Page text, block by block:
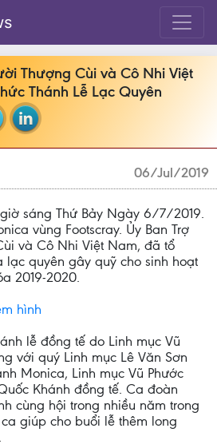
Thượng Cùi và Cô Nhi Việt
Thánh Lễ Lạc Quyên
06/Jul/2019
giờ sáng Thứ Bảy Ngày 6/7/2019.
vùng Footscray. Ủy Ban Trợ
và Cô Nhi Việt Nam, đã tổ
lạc quyên gây quỹ cho sinh hoạt
2019-2020.
hình
lễ đồng tế do Linh mục Vũ
với quý Linh mục Lê Văn Sơn
Monica, Linh mục Vũ Phước
Khánh đồng tế. Ca đoàn
cùng hội trong nhiều năm trong
giúp cho buổi lễ thêm long